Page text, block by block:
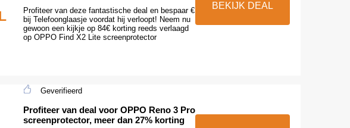
Profiteer van deze fantastische deal en bespaar €
bij Telefoonglaasje voordat hij verloopt! Neem nu
gewoon een kijkje op 84€ korting reeds verlaagd
op OPPO Find X2 Lite screenprotector
BEKIJK DEAL
Geverifieerd
Profiteer van deal voor OPPO Reno 3 Pro
screenprotector, meer dan 27% korting